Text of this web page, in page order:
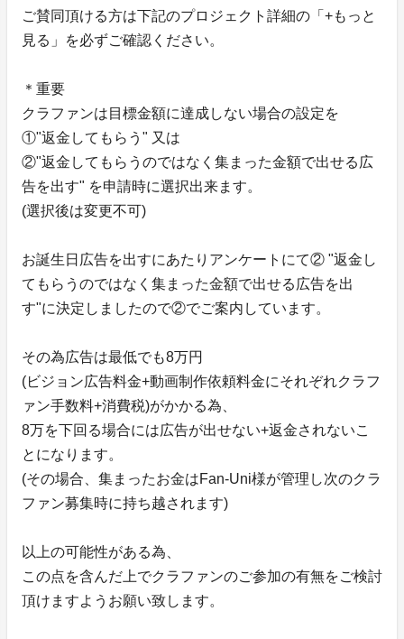
ご賛同頂ける方は下記のプロジェクト詳細の「+もっと
見る」を必ずご確認ください。
＊重要
クラファンは目標金額に達成しない場合の設定を
①"返金してもらう" 又は
②"返金してもらうのではなく集まった金額で出せる広
告を出す" を申請時に選択出来ます。
(選択後は変更不可)
お誕生日広告を出すにあたりアンケートにて② "返金し
てもらうのではなく集まった金額で出せる広告を出
す"に決定しましたので②でご案内しています。
その為広告は最低でも8万円
(ビジョン広告料金+動画制作依頼料金にそれぞれクラフ
ァン手数料+消費税)がかかる為、
8万を下回る場合には広告が出せない+返金されないこ
とになります。
(その場合、集まったお金はFan-Uni様が管理し次のクラ
ファン募集時に持ち越されます)
以上の可能性がある為、
この点を含んだ上でクラファンのご参加の有無をご検討
頂けますようお願い致します。